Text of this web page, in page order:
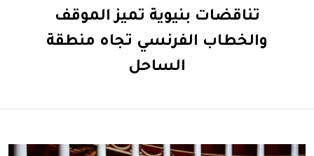
تناقضات بنيوية تميز الموقف
والخطاب الفرنسي تجاه منطقة
الساحل